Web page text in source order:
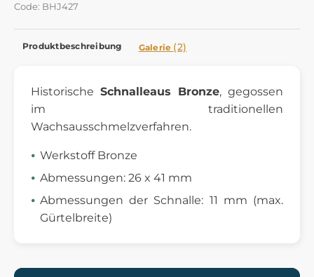
Code: BHJ427
Produktbeschreibung Galerie (2)
Historische Schnalleaus Bronze, gegossen
im traditionellen
Wachsausschmelzverfahren.
Werkstoff Bronze
Abmessungen: 26 x 41 mm
Abmessungen der Schnalle: 11 mm (max.
Gürtelbreite)